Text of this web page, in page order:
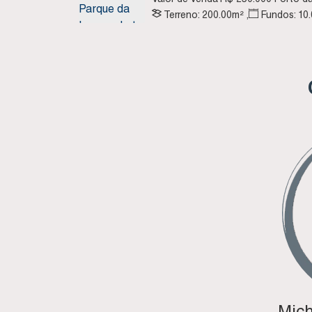
BrasilTerreno: 200.00m² , Fundos: 10